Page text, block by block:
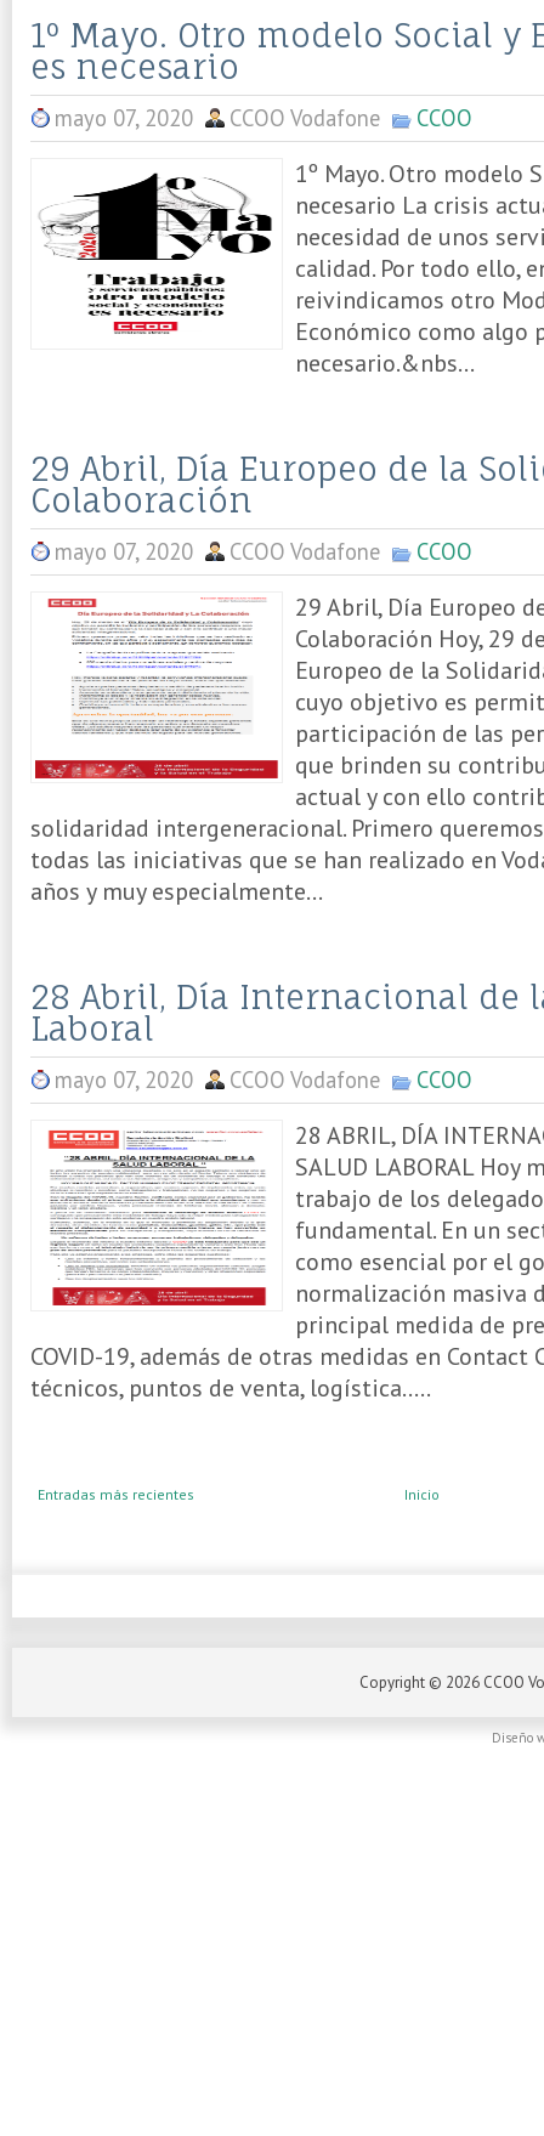
1º Mayo. Otro modelo Social y
es necesario
mayo 07, 2020 CCOO Vodafone CCOO
1º Mayo. Otro modelo
necesario La crisis
necesidad de unos
calidad. Por todo ello,
reivindicamos otro
Económico como algo
necesario.&nbs...
29 Abril, Día Europeo de la
Colaboración
mayo 07, 2020 CCOO Vodafone CCOO
29 Abril, Día Europeo
Colaboración Hoy, 29
Europeo de la
cuyo objetivo es
participación de las
que brinden su
actual y con ello
solidaridad intergeneracional. Primero
todas las iniciativas que se han realizado en
años y muy especialmente...
28 Abril, Día Internacional de
Laboral
mayo 07, 2020 CCOO Vodafone CCOO
28 ABRIL, DÍA
SALUD LABORAL Hoy
trabajo de los
fundamental. En un
como esencial por el
normalización masiva
principal medida de
COVID-19, además de otras medidas en Contact
técnicos, puntos de venta, logística.....
Entradas más recientes Inicio
Copyright © 2026 CCOO
Diseño